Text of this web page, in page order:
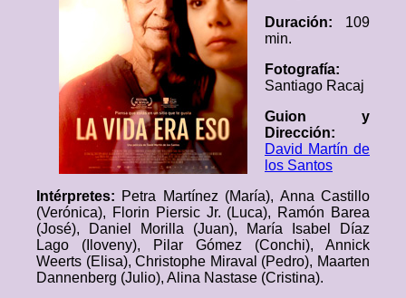
Duración: 109
min.
Fotografía:
Santiago Racaj
Guion y
Dirección:
David Martín de
los Santos
Intérpretes: Petra Martínez (María), Anna Castillo
(Verónica), Florin Piersic Jr. (Luca), Ramón Barea
(José), Daniel Morilla (Juan), María Isabel Díaz
Lago (Iloveny), Pilar Gómez (Conchi), Annick
Weerts (Elisa), Christophe Miraval (Pedro), Maarten
Dannenberg (Julio), Alina Nastase (Cristina).